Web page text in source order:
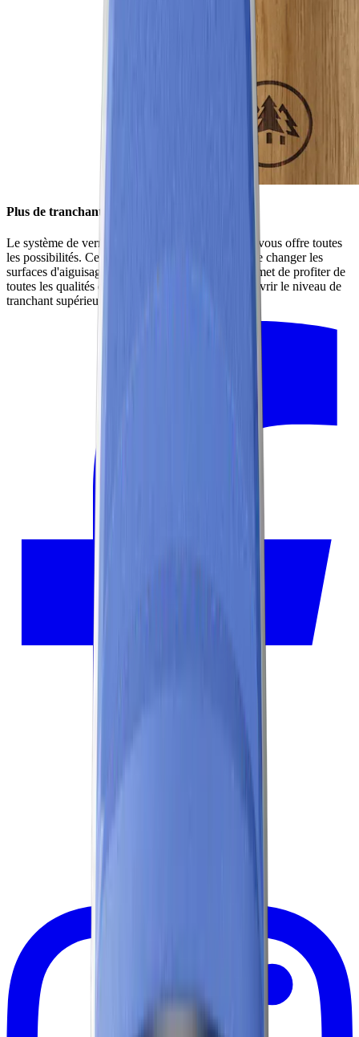
Plus de tranchant en un tournemain
Le système de verrouillage HORL® Quick Lock vous offre toutes
les possibilités. Ce verrouillage innovant permet de changer les
surfaces d'aiguisage d'un simple geste. Il vous permet de profiter de
toutes les qualités de nos accessoires – pour découvrir le niveau de
tranchant supérieur.